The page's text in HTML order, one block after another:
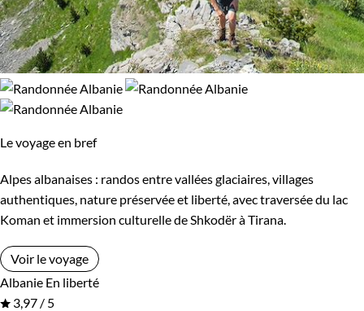
Le voyage en bref
Alpes albanaises : randos entre vallées glaciaires, villages
authentiques, nature préservée et liberté, avec traversée du lac
Koman et immersion culturelle de Shkodër à Tirana.
Voir le voyage
Albanie En liberté
3,97 / 5